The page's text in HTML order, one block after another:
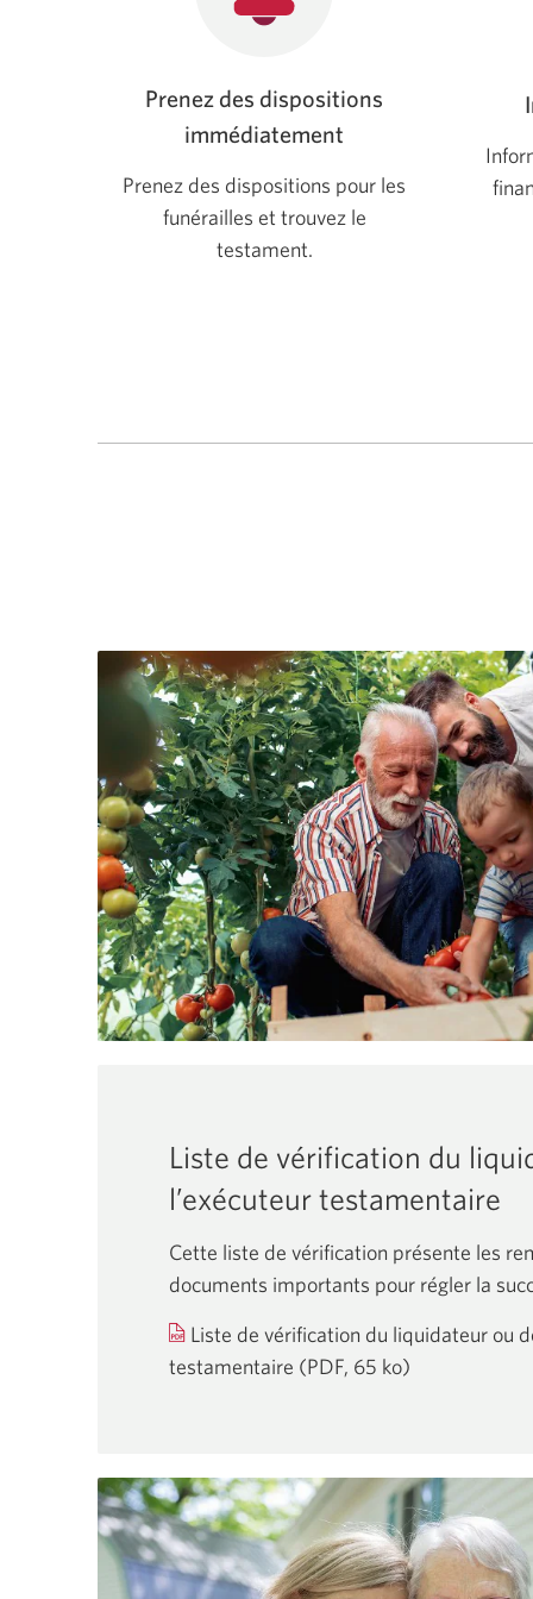
Prenez des dispositions
immédiatement
Prenez des dispositions pour les
funérailles et trouvez le
testament.
Liste de vérification du
l’exécuteur testamentaire
Cette liste de vérification présente les
documents importants pour régler la
Liste de vérification du liquidateur ou
testamentaire (PDF, 65 ko)